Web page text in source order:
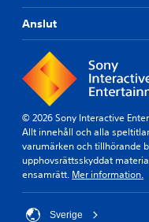
Anslut
© 2026 Sony Interactive
Allt innehåll och alla
varumärken och tillhörande
upphovsrättsskyddat
ensamrätt. Mer information.
Sverige